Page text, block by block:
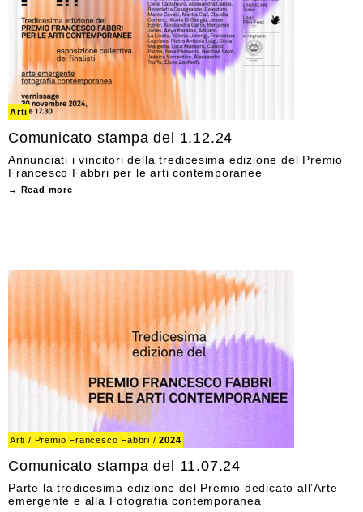
Arti
Comunicato stampa del 1.12.24
Annunciati i vincitori della tredicesima edizione del Premio
Francesco Fabbri per le arti contemporanee
→ Read more
Arti / Premio Francesco Fabbri /2024
Comunicato stampa del 11.07.24
Parte la tredicesima edizione del Premio dedicato all’Arte
emergente e alla Fotografia contemporanea